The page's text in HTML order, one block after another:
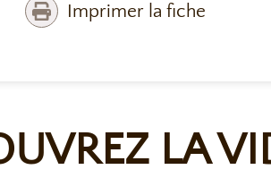
Imprimer la fiche
LA